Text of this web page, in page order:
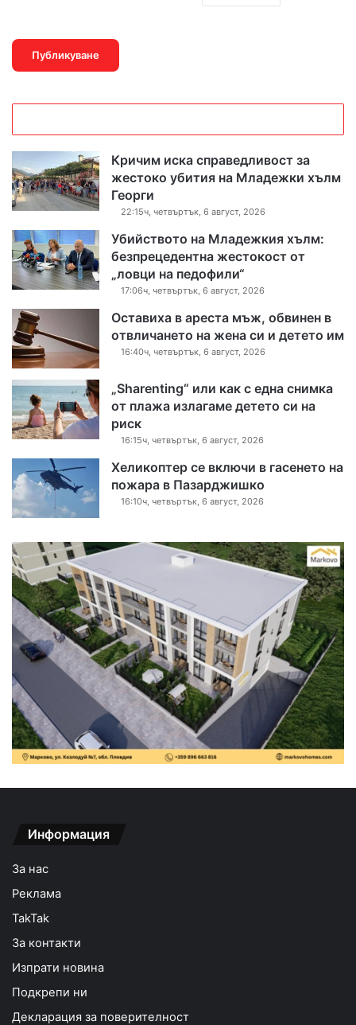
Кричим иска справедливост за
жестоко убития на Младежки хълм
Георги
22:15ч, четвъртък, 6 август, 2026
Убийството на Младежкия хълм:
безпрецедентна жестокост от
„ловци на педофили“
17:06ч, четвъртък, 6 август, 2026
Оставиха в ареста мъж, обвинен в
отвличането на жена си и детето им
16:40ч, четвъртък, 6 август, 2026
„Sharenting“ или как с една снимка
от плажа излагаме детето си на
риск
16:15ч, четвъртък, 6 август, 2026
Хеликоптер се включи в гасенето на
пожара в Пазарджишко
16:10ч, четвъртък, 6 август, 2026
Информация
За нас
Реклама
TakTak
За контакти
Изпрати новина
Подкрепи ни
Декларация за поверителност